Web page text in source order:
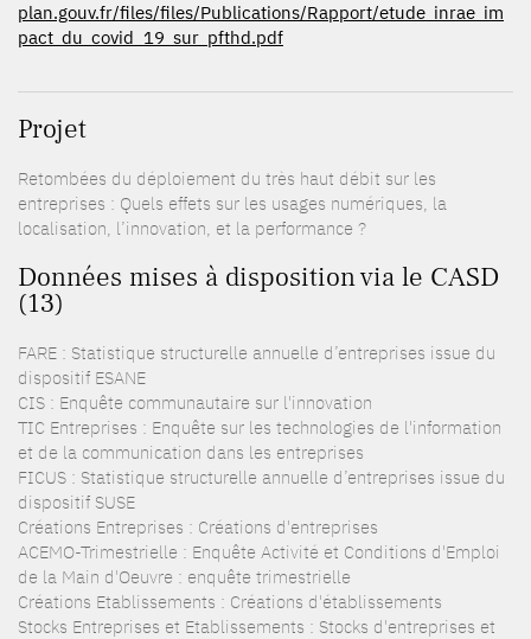
plan.gouv.fr/files/files/Publications/Rapport/etude_inrae_im
pact_du_covid_19_sur_pfthd.pdf
Projet
Retombées du déploiement du très haut débit sur les
entreprises : Quels effets sur les usages numériques, la
localisation, l’innovation, et la performance ?
Données mises à disposition via le CASD
(13)
FARE : Statistique structurelle annuelle d’entreprises issue du
dispositif ESANE
CIS : Enquête communautaire sur l'innovation
TIC Entreprises : Enquête sur les technologies de l'information
et de la communication dans les entreprises
FICUS : Statistique structurelle annuelle d’entreprises issue du
dispositif SUSE
Créations Entreprises : Créations d'entreprises
ACEMO-Trimestrielle : Enquête Activité et Conditions d'Emploi
de la Main d'Oeuvre : enquête trimestrielle
Créations Etablissements : Créations d'établissements
Stocks Entreprises et Etablissements : Stocks d'entreprises et